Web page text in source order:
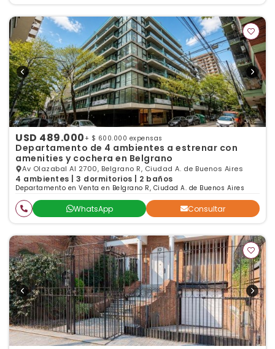
USD 489.000 + $ 600.000 expensas
Departamento de 4 ambientes a estrenar con
amenities y cochera en Belgrano
Av Olazabal Al 2700, Belgrano R, Ciudad A. de Buenos Aires
4 ambientes | 3 dormitorios | 2 baños
Departamento en Venta en Belgrano R, Ciudad A. de Buenos Aires
WhatsApp Consultar